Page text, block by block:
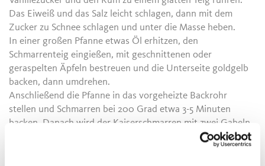
Das Eiweiß und das Salz leicht schlagen, dann mit dem
Zucker zu Schnee schlagen und unter die Masse heben.
In einer großen Pfanne etwas Öl erhitzen, den
Schmarrenteig eingießen, mit geschnittenen oder
geraspelten Äpfeln bestreuen und die Unterseite goldgelb
backen, dann umdrehen.
Anschließend die Pfanne in das vorgeheizte Backrohr
stellen und Schmarren bei 200 Grad etwa 3-5 Minuten
backen. Danach wird der Kaiserschmarren mit zwei Gabeln
Mit etwas Staubzucker bestreuen, etwas Butter dazugeben